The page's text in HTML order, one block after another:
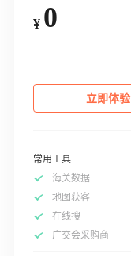
¥ 0
立即体验
常用工具
海关数据
地图获客
在线搜
广交会采购商